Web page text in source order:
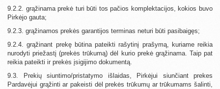
9.2.2. grąžinama prekė turi būti tos pačios komplektacijos, kokios buvo
Pirkėjo gauta;
9.2.3. grąžinamos prekės garantijos terminas neturi būti pasibaigęs;
9.2.4. grąžinant prekę būtina pateikti rašytinį prašymą, kuriame reikia
nurodyti priežastį (prekės trūkumą) dėl kurio prekė grąžinama. Taip pat
reikia pateikti ir prekės įsigijimo dokumentą.
9.3. Prekių siuntimo/pristatymo išlaidas, Pirkėjui siunčiant prekes
Pardavėjui grąžinti ar pakeisti dėl prekės trūkumų ar trūkumams šalinti,